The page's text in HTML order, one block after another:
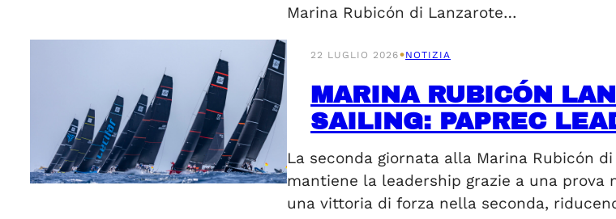
Marina Rubicón di Lanzarote…
22 LUGLIO 2026•NOTIZIA
MARINA RUBICÓN
SAILING: PAPREC
La seconda giornata alla Marina Rubicón
mantiene la leadership grazie a una
una vittoria di forza nella seconda,